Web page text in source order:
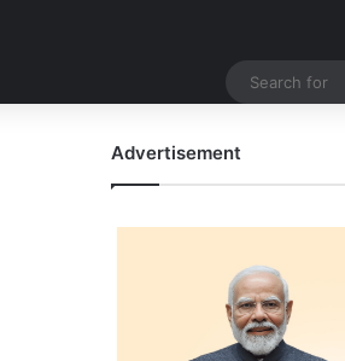
Advertisement